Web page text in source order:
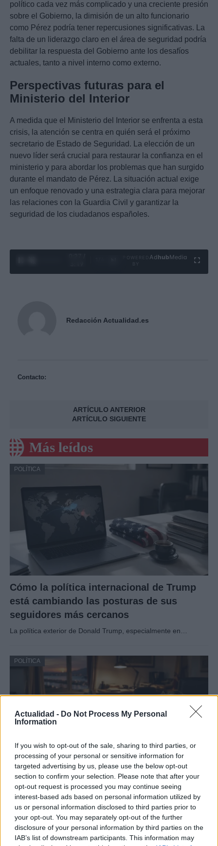
Actualidad - Do Not Process My Personal
Information
If you wish to opt-out of the sale, sharing to third parties, or
processing of your personal or sensitive information for
targeted advertising by us, please use the below opt-out
section to confirm your selection. Please note that after your
opt-out request is processed you may continue seeing
interest-based ads based on personal information utilized by
us or personal information disclosed to third parties prior to
your opt-out. You may separately opt-out of the further
disclosure of your personal information by third parties on the
IAB’s list of downstream participants. This information may
político cada vez más complicado y una creciente presión
sobre el Gobierno, la dimisión de un alto funcionario
como Pérez podría tener repercusiones significativas. La
falta de un liderazgo claro en el área de seguridad podría
debilitar la respuesta del Gobierno ante los desafíos
actuales, tanto a nivel interno como externo.
Perspectivas futuras para el
Ministerio del Interior
A medida que el Ministerio del Interior se enfrenta a esta
crisis, la atención se centra en quién será el próximo
secretario de Estado de Seguridad. La elección de un
nuevo líder será crucial para restaurar la confianza en el
ministerio y para abordar los problemas que han surgido
durante el mandato de Pérez. La situación actual exige
un enfoque renovado y una estrategia clara para mejorar
las relaciones con la Guardia Civil y garantizar la
seguridad de los ciudadanos españoles.
Ad hubMedia
Redacción Actualidad.es
Contacto:
ARTÍCULO ANTERIOR
ARTÍCULO SIGUIENTE
Más leídos
POLÍTICA
Cómo la política internacional de Trump
está cambiando las posturas de sus
seguidores más cercanos
La política exterior de Donald Trump, especialmente en…
POLÍTICA
Análisis de la crisis migratoria en Ceuta y
las críticas internacionales a Pedro
Sánchez
La crisis migratoria en Ceuta ha generado fuertes…